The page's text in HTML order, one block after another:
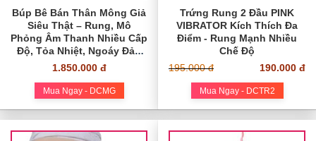
Búp Bê Bán Thân Mông Giả
Siêu Thật – Rung, Mô
Phỏng Âm Thanh Nhiều Cấp
Độ, Tỏa Nhiệt, Ngoáy Đảo
Chiều
1.850.000 đ
Mua Ngay - DCMG
Trứng Rung 2 Đầu PINK
VIBRATOR Kích Thích Đa
Điểm - Rung Mạnh Nhiều
Chế Độ
195.000 đ
190.000 đ
Mua Ngay - DCTR2